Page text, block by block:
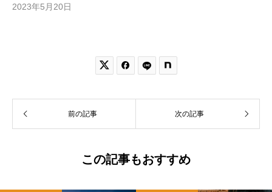
2023年5月20日
 
前の記事 次の記事
この記事もおすすめ